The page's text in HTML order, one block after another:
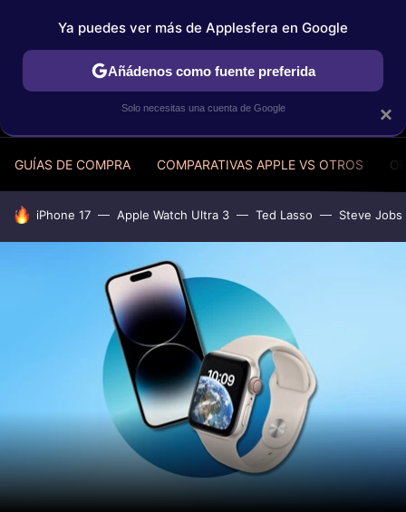
GUÍAS DE COMPRA COMPARATIVAS APPLE VS OTROS
HOY SE HABLA DE
iPhone 17 Apple Watch Ultra 3 Ted Lasso Steve Jobs
×
Ya puedes ver más de Applesfera en Google
Añádenos como fuente preferida
Solo necesitas una cuenta de Google